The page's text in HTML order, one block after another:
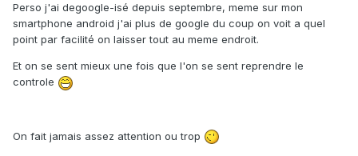
Perso j'ai degoogle-isé depuis septembre, meme sur mon
smartphone android j'ai plus de google du coup on voit a quel
point par facilité on laisser tout au meme endroit.
Et on se sent mieux une fois que l'on se sent reprendre le
controle
On fait jamais assez attention ou trop